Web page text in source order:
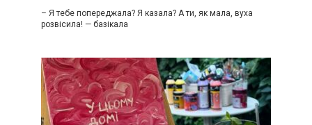
– Я тебе попереджала? Я казала? А ти, як мала, вуха
розвісила! — базікала